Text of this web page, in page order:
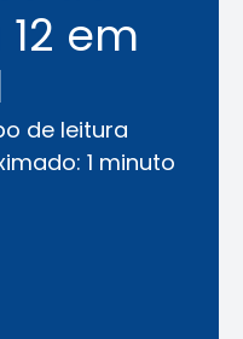
em
de leitura
1 minuto